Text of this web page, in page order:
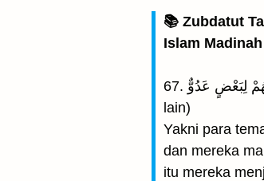
📚 Zubdatut
Islam Madinah
67. الْأَخِلَّآءُ يَوْمَئِذٍۭ بَعْضُهُمْ لِبَعْضٍ عَدُوٌّ (Teman-teman akrab pada hari itu sebagiannya menjadi musuh bagi sebagian yang
lain)
Yakni para
dan mereka
itu mereka